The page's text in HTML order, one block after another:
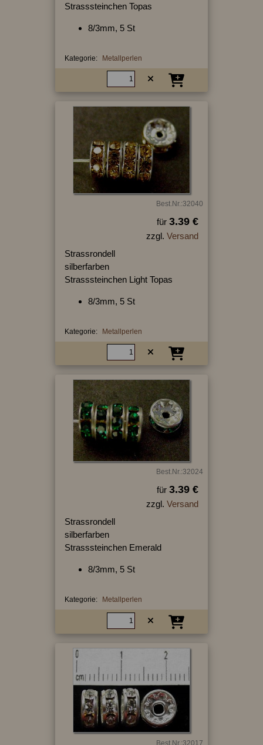
Strasssteinchen Topas
8/3mm, 5 St
Kategorie: Metallperlen
Best.Nr.:32040
für 3.39 €
zzgl. Versand
Strassrondell
silberfarben
Strasssteinchen Light Topas
8/3mm, 5 St
Kategorie: Metallperlen
Best.Nr.:32024
für 3.39 €
zzgl. Versand
Strassrondell
silberfarben
Strasssteinchen Emerald
8/3mm, 5 St
Kategorie: Metallperlen
Best.Nr.:32017